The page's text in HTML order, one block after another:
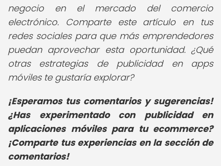
negocio en el mercado del comercio
electrónico. Comparte este artículo en tus
redes sociales para que más emprendedores
puedan aprovechar esta oportunidad. ¿Qué
otras estrategias de publicidad en apps
móviles te gustaría explorar?
¡Esperamos tus comentarios y sugerencias!
¿Has experimentado con publicidad en
aplicaciones móviles para tu ecommerce?
¡Comparte tus experiencias en la sección de
comentarios!